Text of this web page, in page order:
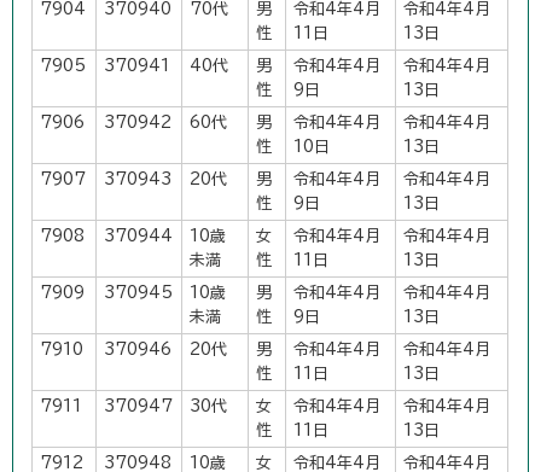
7904 370940 70代
男
性
令和4年4月
11日
令和4年4月
13日
7905 370941 40代
男
性
令和4年4月
9日
令和4年4月
13日
7906 370942 60代
男
性
令和4年4月
10日
令和4年4月
13日
7907 370943 20代
男
性
令和4年4月
9日
令和4年4月
13日
7908 370944
10歳
未満
女
性
令和4年4月
11日
令和4年4月
13日
7909 370945
10歳
未満
男
性
令和4年4月
9日
令和4年4月
13日
7910 370946 20代
男
性
令和4年4月
11日
令和4年4月
13日
7911 370947 30代
女
性
令和4年4月
11日
令和4年4月
13日
7912 370948
10歳
女
令和4年4月
令和4年4月